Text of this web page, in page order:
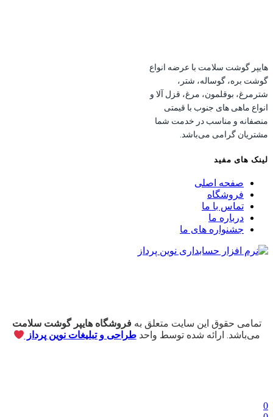
هایپر گوشت سلامت با عرضه انواع
گوشت بره، گوساله، شتر،
شترمرغ، بوقلمون، مرغ، قزل آلا و
انواع ماهی های جنوب با قیمتی
منصفانه و مناسب در خدمت شما
مشتریان گرامی می‌باشد.
لینک های مفید
صفحه اصلی
فروشگاه
تماس با ما
درباره ما
جشنواره های ما
تمامی حقوق این سایت متعلق بهفروشگاه هایپر گوشت سلامت
می‌باشد. ارائه شده توسط واحدطراحی و تبلیغات نوین پرداز